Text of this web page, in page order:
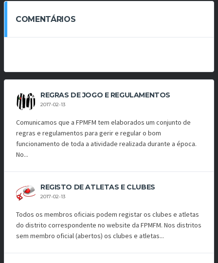
COMENTÁRIOS
REGRAS DE JOGO E REGULAMENTOS
2017-02-13
Comunicamos que a FPMFM tem elaborados um conjunto de
regras e regulamentos para gerir e regular o bom
funcionamento de toda a atividade realizada durante a época.
No...
REGISTO DE ATLETAS E CLUBES
2017-02-13
Todos os membros oficiais podem registar os clubes e atletas
do distrito correspondente no website da FPMFM. Nos distritos
sem membro oficial (abertos) os clubes e atletas...